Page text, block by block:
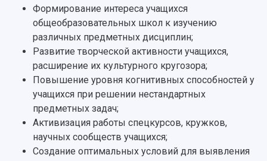
Структура университета
Институты и факультеты
Кафедры
Научные подразделения
Отделы и службы
Общественные организации
Институт искусственного интеллекта
Инжиниринговый центр
Аграрный карбоновый полигон
Архив
Подкасты
Просветительский проект "Одержимы
Стипендии
Тестирование иностранных граждан на
знание русского языка, истории России и
основ законодательства РФ
Платные образовательные услуги
Скидки на обучение
Подготовительные курсы
Научно-исследовательские подразделения
Структурная схема управления научно-
исследовательской деятельностью
Материальная база
Подразделения научного обслуживания
Организационные документы
Результаты научно-исследовательской
деятельности
Научно-технические разработки
Конкурсы научных проектов и грантов
Формирование интереса учащихся
общеобразовательных школ к изучению
различных предметных дисциплин;
Развитие творческой активности учащихся,
расширение их культурного кругозора;
Повышение уровня когнитивных способностей у
учащихся при решении нестандартных
предметных задач;
Активизация работы спецкурсов, кружков,
научных сообществ учащихся;
Создание оптимальных условий для выявления